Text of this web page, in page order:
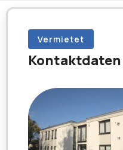
Vermietet
Kontaktdaten